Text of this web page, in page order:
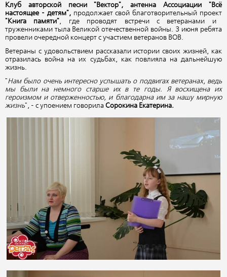
Клуб авторской песни "Вектор", антенна Ассоциации "Всё
настоящее - детям",продолжает свой благотворительный проект
"Книга памяти", где проводят встречи с ветеранами и
труженниками тыла Великой отечественной войны. 3 июня ребята
провели очередной концерт с участием ветеранов ВОВ.
Ветераны с удовольствием рассказали истории своих жизней, как
отразилась война на их судьбах, как повлияла на дальнейшую
жизнь.
"Нам было очень интересно услышать о подвигах ветеранах, ведь
мы были на немного старше их в те годы. Я восхищена их
героизмом и отверженностью, и благодарна им за нашу мирную
жизнь", - с упоением говорила Сорокина Екатерина.